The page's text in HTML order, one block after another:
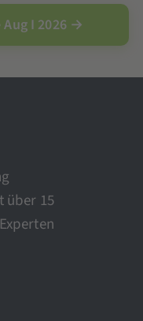
I 2026 →
über 15